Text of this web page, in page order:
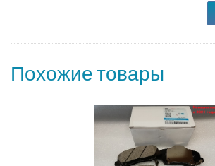
Похожие товары